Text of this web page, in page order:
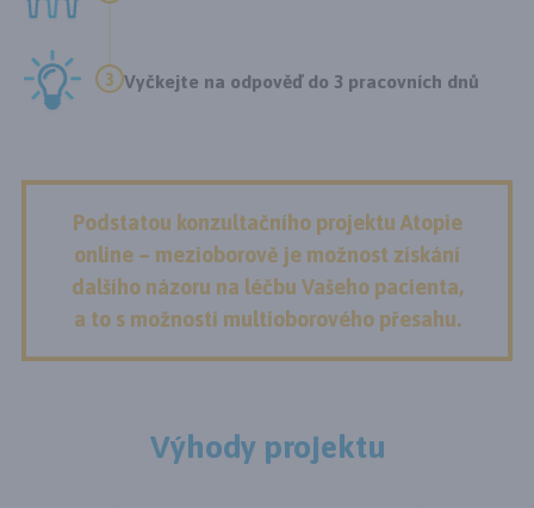
Vyčkejte na odpověď do 3 pracovních dnů
Podstatou konzultačního projektu Atopie
online – mezioborově je možnost získání
dalšího názoru na léčbu Vašeho pacienta,
a to s možností multioborového přesahu.
Výhody projektu